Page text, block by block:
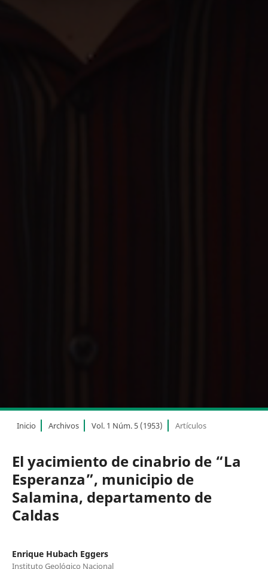
Inicio Archivos Vol. 1 Núm. 5 (1953) Artículos
El yacimiento de cinabrio de “La
Esperanza”, municipio de
Salamina, departamento de
Caldas
Enrique Hubach Eggers
Instituto Geológico Nacional